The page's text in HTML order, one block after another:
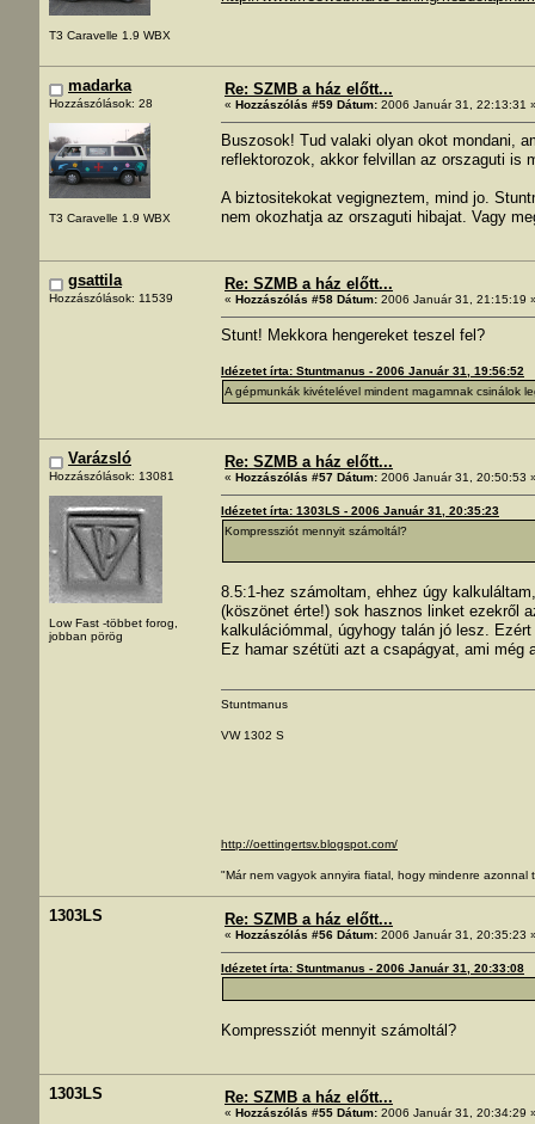
T3 Caravelle 1.9 WBX
madarka
Hozzászólások: 28
T3 Caravelle 1.9 WBX
Re: SZMB a ház előtt...
« Hozzászólás #59 Dátum: 2006 Január 31, 22:13:31
Buszosok! Tud valaki olyan okot mondani,
reflektorozok, akkor felvillan az orszaguti is
A biztositekokat vegigneztem, mind jo.
nem okozhatja az orszaguti hibajat. Vagy
gsattila
Hozzászólások: 11539
Re: SZMB a ház előtt...
« Hozzászólás #58 Dátum: 2006 Január 31, 21:15:19
Stunt! Mekkora hengereket teszel fel?
Idézetet írta: Stuntmanus - 2006 Január 31, 19:56:52
A gépmunkák kivételével mindent magamnak csinálok
Varázsló
Hozzászólások: 13081
Low Fast -többet forog,
jobban pörög
Re: SZMB a ház előtt...
« Hozzászólás #57 Dátum: 2006 Január 31, 20:50:53
Idézetet írta: 1303LS - 2006 Január 31, 20:35:23
Kompressziót mennyit számoltál?
8.5:1-hez számoltam, ehhez úgy
(köszönet érte!) sok hasznos linket ezekről
kalkulációmmal, úgyhogy talán jó lesz.
Ez hamar szétüti azt a csapágyat, ami
Stuntmanus
VW 1302 S
http://oettingertsv.blogspot.com/
"Már nem vagyok annyira fiatal, hogy mindenre azonnal
1303LS Re: SZMB a ház előtt...
« Hozzászólás #56 Dátum: 2006 Január 31, 20:35:23
Idézetet írta: Stuntmanus - 2006 Január 31, 20:33:08
Kompressziót mennyit számoltál?
1303LS Re: SZMB a ház előtt...
« Hozzászólás #55 Dátum: 2006 Január 31, 20:34:29